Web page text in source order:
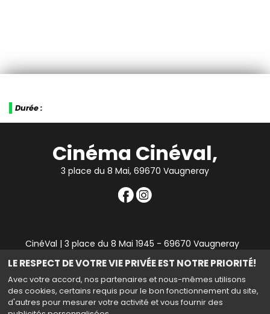
LE RESPECT DE VOTRE VIE PRIVÉE EST NOTRE PRIORITÉ!
Avec votre accord, nos partenaires et nous-mêmes utilisons
des cookies, certains requis pour le bon fonctionnement du site,
d'autres pour mesurer votre activité et vous fournir des
Durée :
Cinéma Cinéval,
3 place du 8 Mai, 69670 Vaugneray
CinéVal | 3 place du 8 Mai 1945 - 69670 Vaugneray
|Mentions légales|Contact|RGPD| Tel : 04 78 45 94